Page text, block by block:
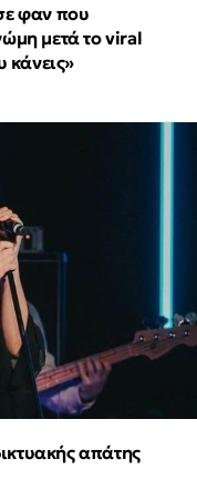
φαν που
μετά το viral
κάνεις»
απάτης